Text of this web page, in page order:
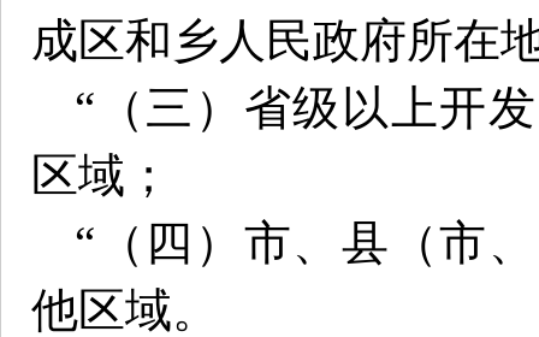
成区和乡人民政府所在
“（三）省级以上开
区域；
“（四）市、县（市
他区域。